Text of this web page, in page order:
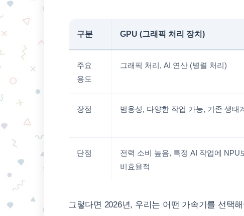
구분 GPU (그래픽 처리 장치)
주요
용도
그래픽 처리, AI 연산 (병렬 처리)
장점 범용성, 다양한 작업 가능, 기존 생태
단점
전력 소비 높음, 특정 AI 작업에 NPU
비효율적
그렇다면 2026년, 우리는 어떤 가속기를 선택